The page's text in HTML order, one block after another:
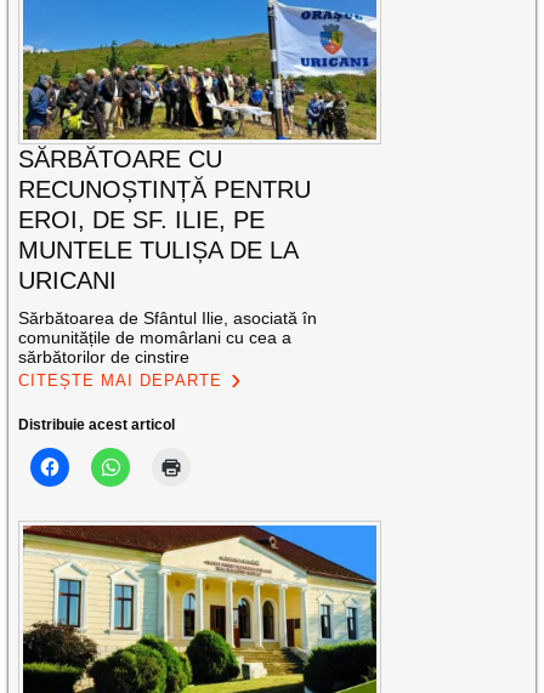
SĂRBĂTOARE CU
RECUNOȘTINȚĂ PENTRU
EROI, DE SF. ILIE, PE
MUNTELE TULIȘA DE LA
URICANI
Sărbătoarea de Sfântul Ilie, asociată în
comunitățile de momârlani cu cea a
sărbătorilor de cinstire
CITEȘTE MAI DEPARTE
Distribuie acest articol